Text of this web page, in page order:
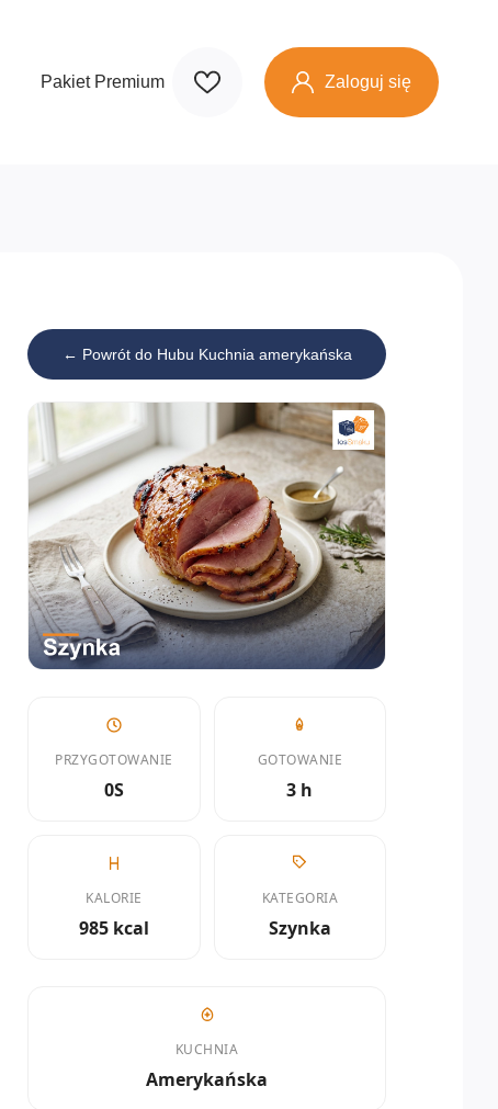
Pakiet Premium Zaloguj się
← Powrót do Hubu Kuchnia amerykańska
PRZYGOTOWANIE
0S
GOTOWANIE
3 h
KALORIE
985 kcal
KATEGORIA
Szynka
KUCHNIA
Amerykańska